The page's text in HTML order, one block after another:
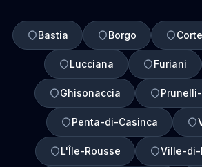
Bastia Borgo Corte
Lucciana Furiani
Ghisonaccia
Penta-di-Casinca
L'Île-Rousse Ville-di-